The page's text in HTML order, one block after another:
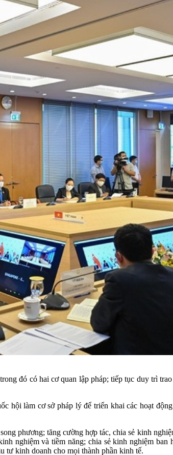
đó có hai cơ quan lập pháp; tiếp tục duy trì
làm cơ sở pháp lý để triển khai các hoạt
phương; tăng cường hợp tác, chia sẻ kinh
nghiệm và tiềm năng; chia sẻ kinh nghiệm ban
tư kinh doanh cho mọi thành phần kinh tế.